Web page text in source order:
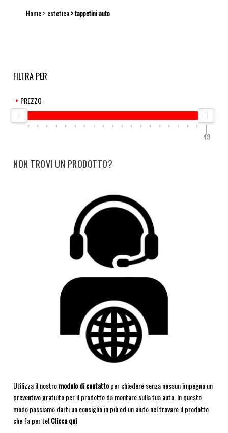
Home estetica tappetini auto
FILTRA PER
PREZZO
49
NON TROVI UN PRODOTTO?
Utilizza il nostromodulo di contattoper chiedere senza nessun impegno un
preventivo gratuito per il prodotto da montare sulla tua auto. In questo
modo possiamo darti un consiglio in più ed un aiuto nel trovare il prodotto
che fa per te!Clicca qui